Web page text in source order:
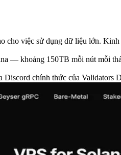
việc sử dụng dữ liệu lớn.
— khoảng 150TB mỗi nút mỗi
Discord chính thức của Validators